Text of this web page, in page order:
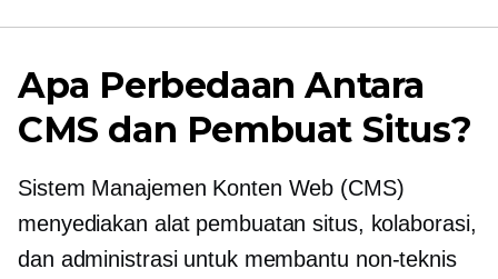
Apa Perbedaan Antara
CMS dan Pembuat Situs?
Sistem Manajemen Konten Web (CMS)
menyediakan alat pembuatan situs, kolaborasi,
dan administrasi untuk membantu non-teknis